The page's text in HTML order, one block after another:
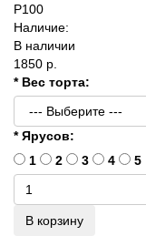
P100
Наличие:
В наличии
1850 р.
* Вес торта:
* Ярусов:
1
2 3 4 5
В корзину